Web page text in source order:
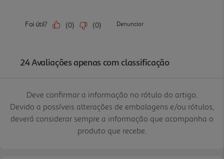
Deve confirmar a informação no rótulo do artigo.
Devido a possíveis alterações de embalagens e/ou rótulos,
deverá considerar sempre a informação que acompanha o
produto que recebe.